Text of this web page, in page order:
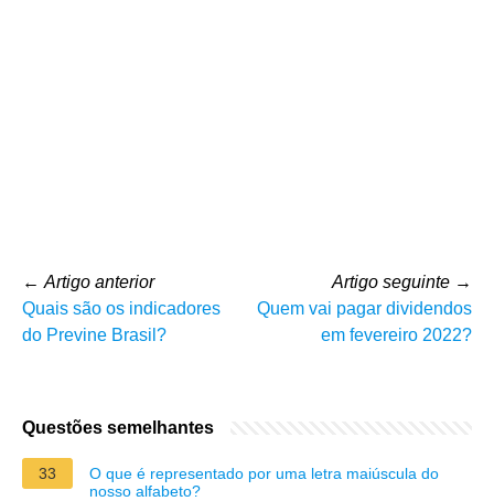
← Artigo anterior
Quais são os indicadores
do Previne Brasil?
Artigo seguinte →
Quem vai pagar dividendos
em fevereiro 2022?
Questões semelhantes
33
O que é representado por uma letra maiúscula do
nosso alfabeto?